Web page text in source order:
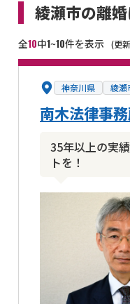
綾瀬市の離
全10中1~10件を表示 (更
神奈川県 綾瀬
35年以上の実
トを！
南木法律事